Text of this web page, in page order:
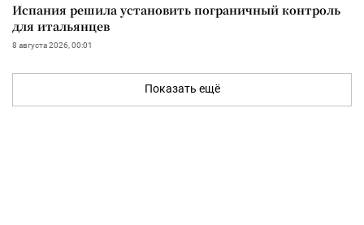
Испания решила установить пограничный контроль
для итальянцев
8 августа 2026, 00:01
Показать ещё